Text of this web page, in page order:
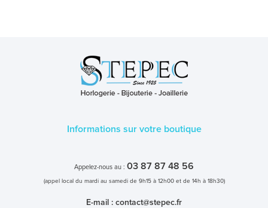
Informations sur votre boutique
Appelez-nous au : 03 87 87 48 56
(appel local du mardi au samedi de 9h15 à 12h00 et de 14h à 18h30)
E-mail : contact@stepec.fr